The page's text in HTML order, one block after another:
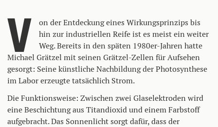
V
on der Entdeckung eines Wirkungsprinzips bis
hin zur industriellen Reife ist es meist ein weiter
Weg. Bereits in den späten 1980er-Jahren hatte
Michael Grätzel mit seinen Grätzel-Zellen für Aufsehen
gesorgt: Seine künstliche Nachbildung der Photosynthese
im Labor erzeugte tatsächlich Strom.
Die Funktionsweise: Zwischen zwei Glaselektroden wird
eine Beschichtung aus Titandioxid und einem Farbstoff
aufgebracht. Das Sonnenlicht sorgt dafür, dass der